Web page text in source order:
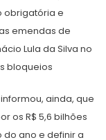
obrigatória e
emendas de
Lula da Silva no
bloqueios
ainda, que
os R$ 5,6 bilhões
ano e definir a